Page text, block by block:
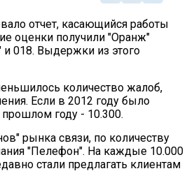
отчет, касающийся работы
оценки получили "Оранж"
и 018. Выдержки из этого
количество жалоб,
Если в 2012 году было
году - 10.300.
рынка связи, по количеству
"Пелефон". На каждые 10.000
стали предлагать клиентам